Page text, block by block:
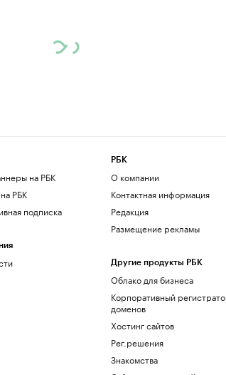
на РБК
РБК
подписка
РБК
О компании
Контактная информация
Редакция
Размещение рекламы
Другие продукты РБК
Облако для бизнеса
Корпоративный
доменов
Хостинг сайтов
Рег.решения
Знакомства